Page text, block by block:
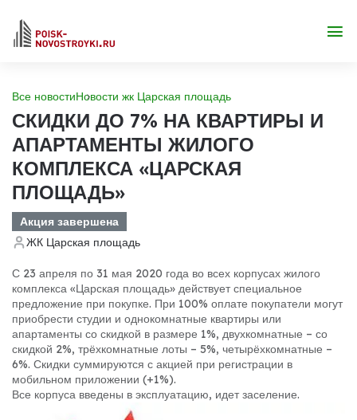
Все новостиНовости жк Царская площадь
СКИДКИ ДО 7% НА КВАРТИРЫ И
АПАРТАМЕНТЫ ЖИЛОГО
КОМПЛЕКСА «ЦАРСКАЯ
ПЛОЩАДЬ»
Акция завершена
ЖК Царская площадь
С 23 апреля по 31 мая 2020 года во всех корпусах жилого
комплекса «Царская площадь» действует специальное
предложение при покупке. При 100% оплате покупатели могут
приобрести студии и однокомнатные квартиры или
апартаменты со скидкой в размере 1%, двухкомнатные – со
скидкой 2%, трёхкомнатные лоты – 5%, четырёхкомнатные –
6%. Скидки суммируются с акцией при регистрации в
мобильном приложении (+1%).
Все корпуса введены в эксплуатацию, идет заселение.